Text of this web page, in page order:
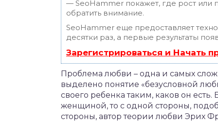
— SeoHammer покажет, где рост или
обратить внимание.
SeoHammer еще предоставляет
десятки раз, а первые результаты
Зарегистрироваться и Начать
Проблема любви – одна и самых
выделено понятие «безусловной
своего ребенка таким, каков он
женщиной, то с одной стороны,
стороны, автор теории любви Эрих